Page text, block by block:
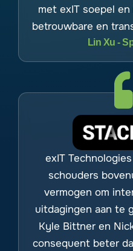
met exIT soepel
betrouwbare en
Lin Xu -
exIT
schouders
vermogen om
uitdagingen aan te
Kyle Bittner en
consequent beter